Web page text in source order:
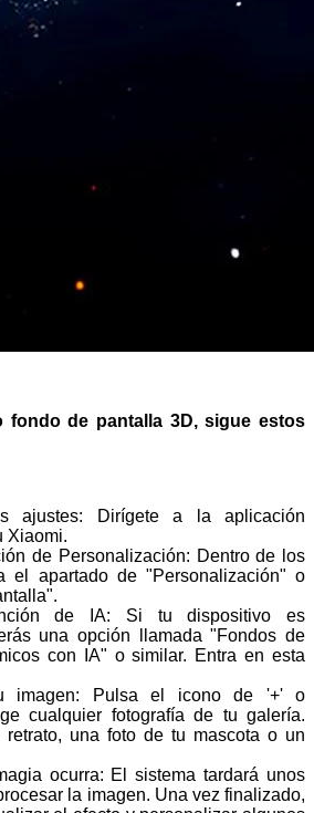
fondo de pantalla 3D, sigue estos
ajustes: Dirígete a la aplicación
Xiaomi.
de Personalización: Dentro de los
el apartado de "Personalización" o
de IA: Si tu dispositivo es
una opción llamada "Fondos de
con IA" o similar. Entra en esta
imagen: Pulsa el icono de '+' o
cualquier fotografía de tu galería.
retrato, una foto de tu mascota o un
ocurra: El sistema tardará unos
la imagen. Una vez finalizado,